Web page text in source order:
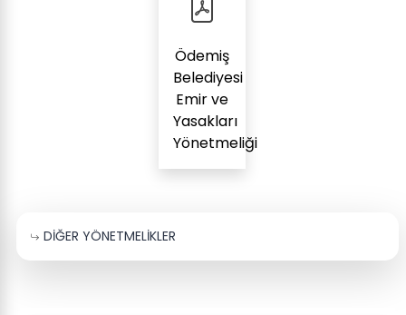
Ödemiş
Belediyesi
Emir ve
Yasakları
Yönetmeliği
DİĞER YÖNETMELİKLER